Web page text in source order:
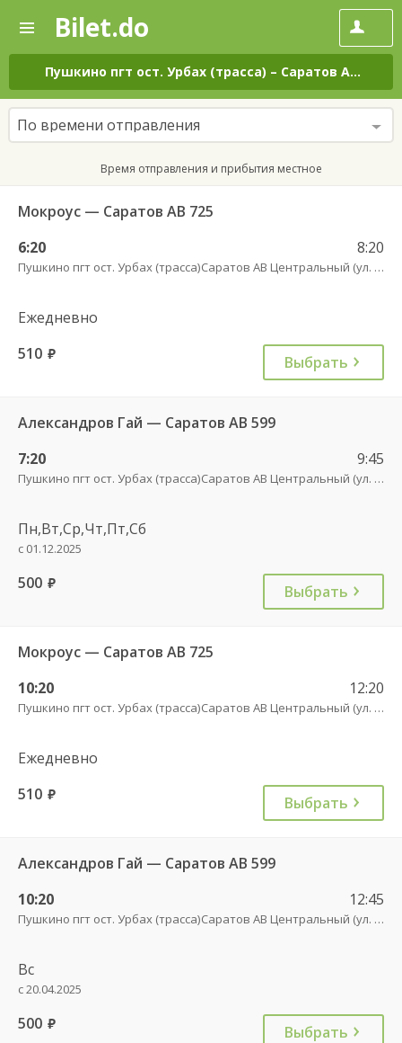
—
Поиск
и
покупка
билетов
на
автобус
онлайн
Bilet.do
Пушкино пгт ост. Урбах (трасса) – Саратов АВ Центральный (ул. им. Пугачева, 179 А)
По времени отправления
Время отправления и прибытия местное
Мокроус — Саратов АВ 725
6:20
Пушкино пгт ост. Урбах (трасса)
8:20
Саратов АВ Центральный (ул. им. Пугачева, 179 А)
Ежедневно
510 руб. Выбрать
Александров Гай — Саратов АВ 599
7:20
Пушкино пгт ост. Урбах (трасса)
9:45
Саратов АВ Центральный (ул. им. Пугачева, 179 А)
Пн,Вт,Ср,Чт,Пт,Сб
с 01.12.2025
500 руб. Выбрать
Мокроус — Саратов АВ 725
10:20
Пушкино пгт ост. Урбах (трасса)
12:20
Саратов АВ Центральный (ул. им. Пугачева, 179 А)
Ежедневно
510 руб. Выбрать
Александров Гай — Саратов АВ 599
10:20
Пушкино пгт ост. Урбах (трасса)
12:45
Саратов АВ Центральный (ул. им. Пугачева, 179 А)
Вс
с 20.04.2025
500 руб. Выбрать